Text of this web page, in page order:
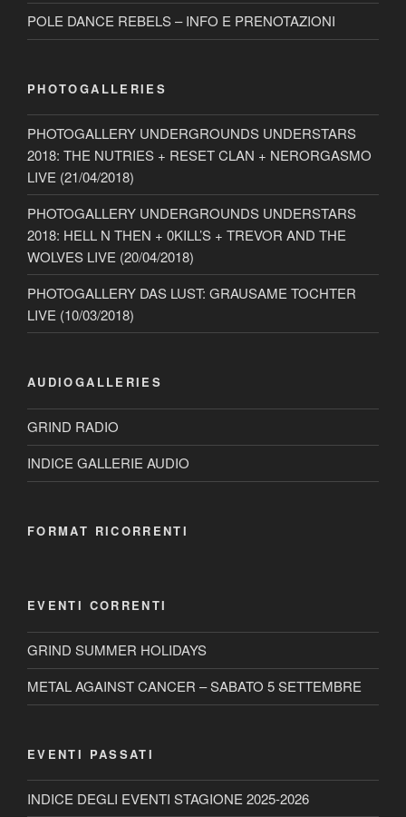
POLE DANCE REBELS – INFO E PRENOTAZIONI
PHOTOGALLERIES
PHOTOGALLERY UNDERGROUNDS UNDERSTARS
2018: THE NUTRIES + RESET CLAN + NERORGASMO
LIVE (21/04/2018)
PHOTOGALLERY UNDERGROUNDS UNDERSTARS
2018: HELL N THEN + 0KILL’S + TREVOR AND THE
WOLVES LIVE (20/04/2018)
PHOTOGALLERY DAS LUST: GRAUSAME TOCHTER
LIVE (10/03/2018)
AUDIOGALLERIES
GRIND RADIO
INDICE GALLERIE AUDIO
FORMAT RICORRENTI
EVENTI CORRENTI
GRIND SUMMER HOLIDAYS
METAL AGAINST CANCER – SABATO 5 SETTEMBRE
EVENTI PASSATI
INDICE DEGLI EVENTI STAGIONE 2025-2026